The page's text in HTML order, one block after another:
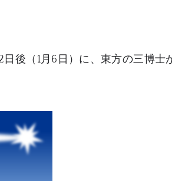
後（1月6日）に、東方の三博士